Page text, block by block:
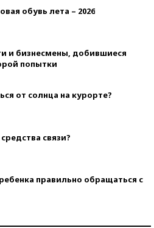
обувь лета – 2026
и бизнесмены, добившиеся
попытки
от солнца на курорте?
связи?
правильно обращаться с